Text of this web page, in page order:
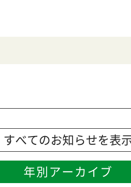
すべてのお知らせを表
年別アーカイブ